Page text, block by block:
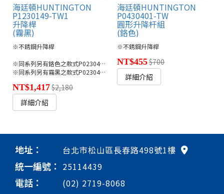
海廷頓HUNTINGTON
P1230149-TW1
升降桿
(霧黑)
※不銹鋼升降桿
※同系列另有鉻色之款式P0230401-TW1
※同系列另有霧黑之款式P0230449-TW1
NT$1,417$2,180
詳細介紹
海廷頓HUNTINGTON
P0430401-TW
圓形升降杆組
(鉻色)
※不銹鋼升降桿
NT$455$700
詳細介紹
地址： 台北市松山區長春路498號1樓
統一編號： 25114439
電話： (02) 2719-8068